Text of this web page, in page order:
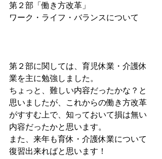
第２部「働き方改革」
ワーク・ライフ・バランスについて
第２部に関しては、育児休業・介護休
業を主に勉強しました。
ちょっと、難しい内容だったかな？と
思いましたが、これからの働き方改革
がすすむ上で、知っておいて損は無い
内容だったかと思います。
また、来年も育休・介護休業について
復習出来ればと思います！